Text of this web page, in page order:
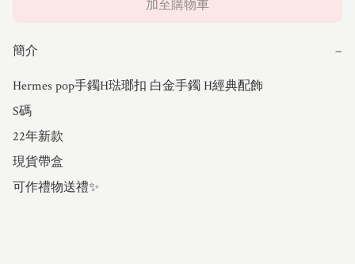
加至購物車
簡介 −
Hermes pop手鐲H琺瑯扣 白金手鐲 H經典配飾
S碼
22年新款
現貨帶盒
可作禮物送禮✨